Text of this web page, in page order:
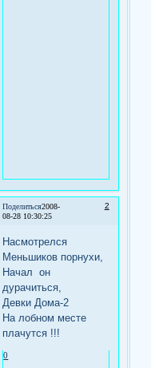
Поделиться 2
2008-
08-28 10:30:25
Насмотрелся
Меньшиков порнухи,
Начал он
дурачиться,
Девки Дома-2
На лобном месте
плачутся !!!
0